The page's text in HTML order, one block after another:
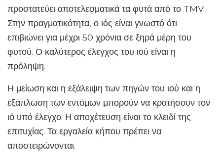
προστατεύει αποτελεσματικά τα φυτά από το TMV.
Στην πραγματικότητα, ο ιός είναι γνωστό ότι
επιβιώνει για μέχρι 50 χρόνια σε ξηρά μέρη του
φυτού. Ο καλύτερος έλεγχος του ιού είναι η
πρόληψη.
Η μείωση και η εξάλειψη των πηγών του ιού και η
εξάπλωση των εντόμων μπορούν να κρατήσουν τον
ιό υπό έλεγχο. Η αποχέτευση είναι το κλειδί της
επιτυχίας. Τα εργαλεία κήπου πρέπει να
αποστειρώνονται.